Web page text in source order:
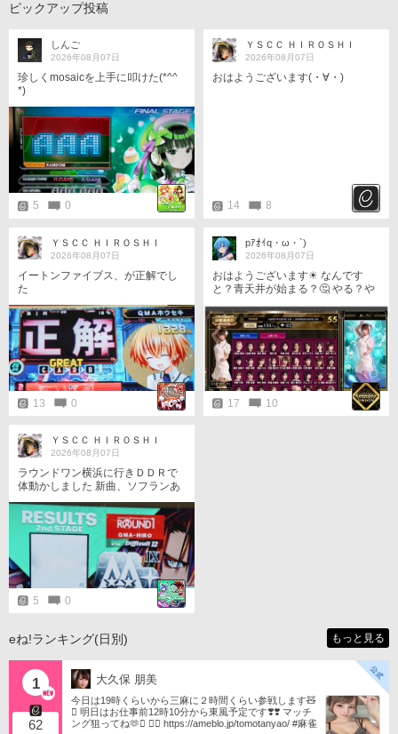
ピックアップ投稿
しんご
2026年08月07日
珍しくmosaicを上手に叩けた(*^^
*)
5 0
ＹＳＣＣ ＨＩＲＯＳＨＩ
2026年08月07日
おはようございます(・∀・)
14 8
ＹＳＣＣ ＨＩＲＯＳＨＩ
2026年08月07日
イートンファイブス、が正解でし
た
13 0
pｱｵｲq・ω・`)
2026年08月07日
おはようございます☀ なんです
と？青天井が始まる？🤔 やる？や
んやる😏 懐も青天井…スースーし
てますね🥰
17 10
ＹＳＣＣ ＨＩＲＯＳＨＩ
2026年08月07日
ラウンドワン横浜に行きＤＤＲで
体動かしました 新曲、ソフランあ
るのでダブルDIFFICULTからやり
ました グレートフルコンできたか
ら幸先良いなと思いましたが
5 0
eね!ランキング(日別) もっと見る
1
62
大久保 朋美
今日は19時くらいから三麻に２時間くらい参戦します🧸
󾬏 明日はお仕事前12時10分から東風予定です❣️❣️ マッチ
ング狙ってね🫶󾬍 󾕆⇨ https://ameblo.jp/tomotanyao/ #麻雀